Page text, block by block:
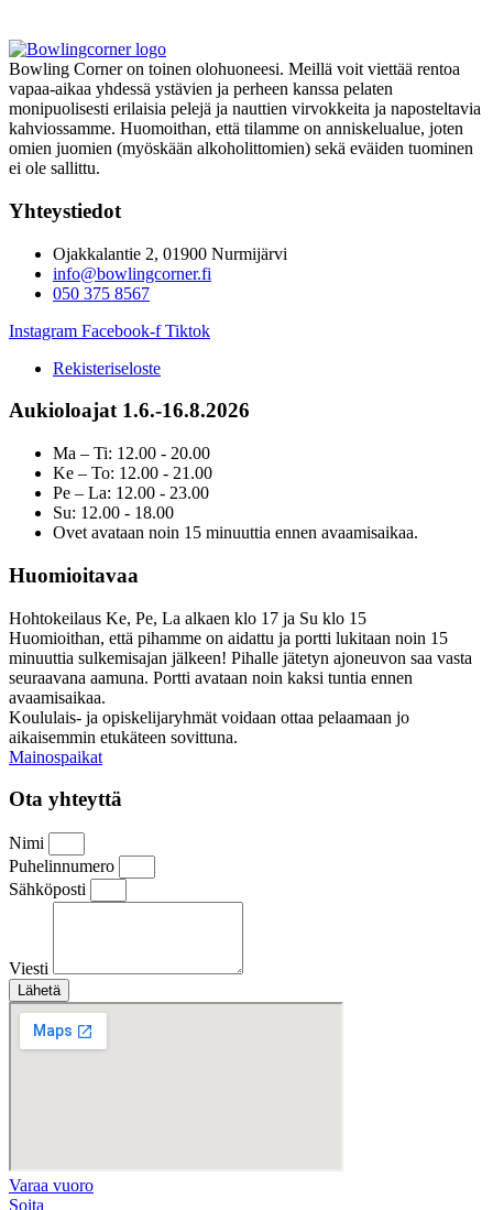
Bowling Corner on toinen olohuoneesi. Meillä voit viettää rentoa
vapaa-aikaa yhdessä ystävien ja perheen kanssa pelaten
monipuolisesti erilaisia pelejä ja nauttien virvokkeita ja naposteltavia
kahviossamme. Huomoithan, että tilamme on anniskelualue, joten
omien juomien (myöskään alkoholittomien) sekä eväiden tuominen
ei ole sallittu.
Yhteystiedot
Ojakkalantie 2, 01900 Nurmijärvi
info@bowlingcorner.fi
050 375 8567
Instagram Facebook-f Tiktok
Rekisteriseloste
Aukioloajat 1.6.-16.8.2026
Ma – Ti: 12.00 - 20.00
Ke – To: 12.00 - 21.00
Pe – La: 12.00 - 23.00
Su: 12.00 - 18.00
Ovet avataan noin 15 minuuttia ennen avaamisaikaa.
Huomioitavaa
Hohtokeilaus Ke, Pe, La alkaen klo 17 ja Su klo 15
Huomioithan, että pihamme on aidattu ja portti lukitaan noin 15
minuuttia sulkemisajan jälkeen! Pihalle jätetyn ajoneuvon saa vasta
seuraavana aamuna. Portti avataan noin kaksi tuntia ennen
avaamisaikaa.
Koululais- ja opiskelijaryhmät voidaan ottaa pelaamaan jo
aikaisemmin etukäteen sovittuna.
Mainospaikat
Ota yhteyttä
Nimi
Puhelinnumero
Sähköposti
Viesti
Lähetä
Varaa vuoro
Soita